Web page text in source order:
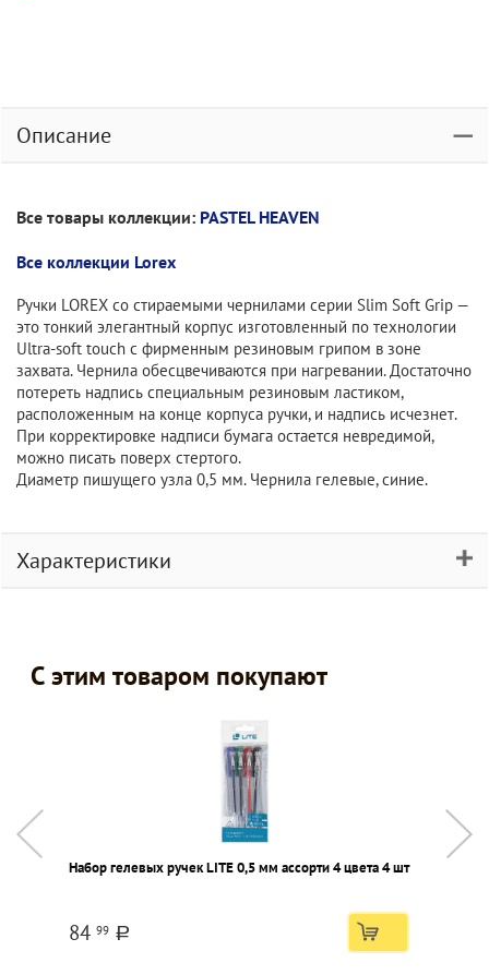
Описание
Все товары коллекции: PASTEL HEAVEN
Все коллекции Lorex
Ручки LOREX со стираемыми чернилами серии Slim Soft Grip —
это тонкий элегантный корпус изготовленный по технологии
Ultra-soft touch с фирменным резиновым грипом в зоне
захвата. Чернила обесцвечиваются при нагревании. Достаточно
потереть надпись специальным резиновым ластиком,
расположенным на конце корпуса ручки, и надпись исчезнет.
При корректировке надписи бумага остается невредимой,
можно писать поверх стертого.
Диаметр пишущего узла 0,5 мм. Чернила гелевые, синие.
Характеристики
С этим товаром покупают
Набор гелевых ручек LITE 0,5 мм ассорти 4 цвета 4 шт
84 99 a